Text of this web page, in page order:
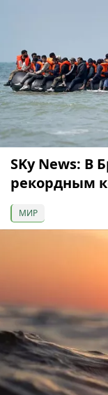
SKy News: В
рекордным
МИР